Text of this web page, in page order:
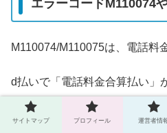
エラーコードM110074
M110074/M110075は、電話料
d払いで「電話料金合算払い」
されます。
サイトマップ プロフィール 運営者情